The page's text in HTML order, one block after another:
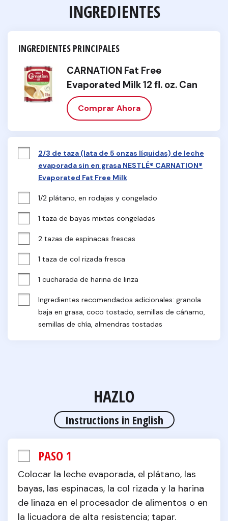
INGREDIENTES
INGREDIENTES PRINCIPALES
CARNATION Fat Free
Evaporated Milk 12 fl. oz. Can
Comprar Ahora
2/3 de taza (lata de 5 onzas líquidas) de leche
evaporada sin en grasa NESTLÉ® CARNATION®
Evaporated Fat Free Milk
1/2 plátano, en rodajas y congelado
1 taza de bayas mixtas congeladas
2 tazas de espinacas frescas
1 taza de col rizada fresca
1 cucharada de harina de linza
Ingredientes recomendados adicionales: granola
baja en grasa, coco tostado, semillas de cáñamo,
semillas de chía, almendras tostadas
HAZLO
Instructions in English
PASO 1
Colocar la leche evaporada, el plátano, las
bayas, las espinacas, la col rizada y la harina
de linaza en el procesador de alimentos o en
la licuadora de alta resistencia; tapar.